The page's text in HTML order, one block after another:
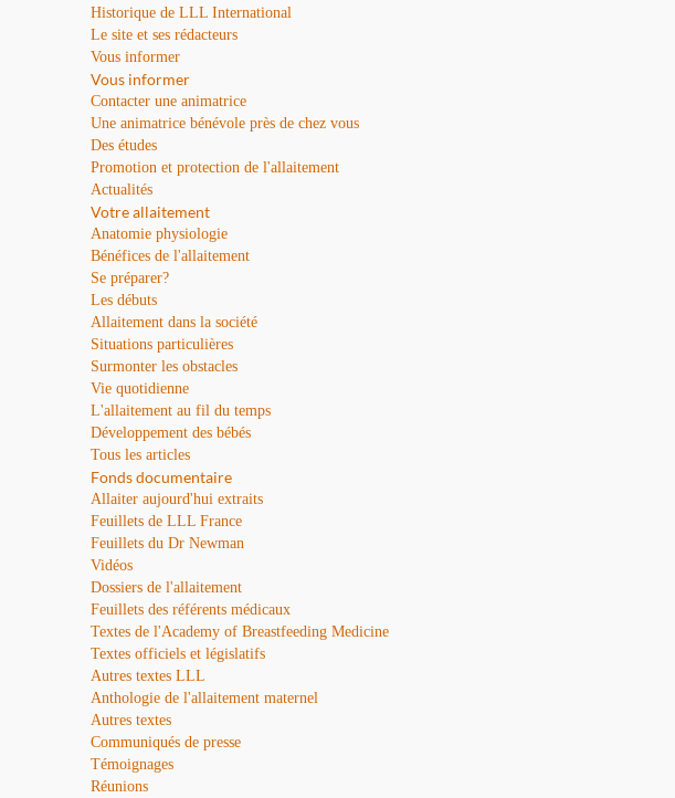
Historique de LLL International
Le site et ses rédacteurs
Vous informer
Vous informer
Contacter une animatrice
Une animatrice bénévole près de chez vous
Des études
Promotion et protection de l'allaitement
Actualités
Votre allaitement
Anatomie physiologie
Bénéfices de l'allaitement
Se préparer?
Les débuts
Allaitement dans la société
Situations particulières
Surmonter les obstacles
Vie quotidienne
L'allaitement au fil du temps
Développement des bébés
Tous les articles
Fonds documentaire
Allaiter aujourd'hui extraits
Feuillets de LLL France
Feuillets du Dr Newman
Vidéos
Dossiers de l'allaitement
Feuillets des référents médicaux
Textes de l'Academy of Breastfeeding Medicine
Textes officiels et législatifs
Autres textes LLL
Anthologie de l'allaitement maternel
Autres textes
Communiqués de presse
Témoignages
Réunions